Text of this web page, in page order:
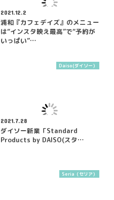
2021.12.2
浦和『カフェデイズ』のメニュー
は“インスタ映え最高”で“予約が
いっぱい”…
Daiso(ダイソー）
2021.7.28
ダイソー新業「Standard
Products by DAISO(スタ…
Seria（セリア）